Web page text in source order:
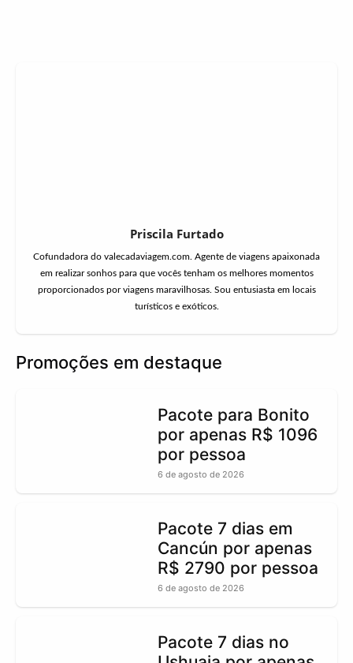
Priscila Furtado
Cofundadora do valecadaviagem.com. Agente de viagens apaixonada
em realizar sonhos para que vocês tenham os melhores momentos
proporcionados por viagens maravilhosas. Sou entusiasta em locais
turísticos e exóticos.
Promoções em destaque
Pacote para Bonito
por apenas R$ 1096
por pessoa
6 de agosto de 2026
Pacote 7 dias em
Cancún por apenas
R$ 2790 por pessoa
6 de agosto de 2026
Pacote 7 dias no